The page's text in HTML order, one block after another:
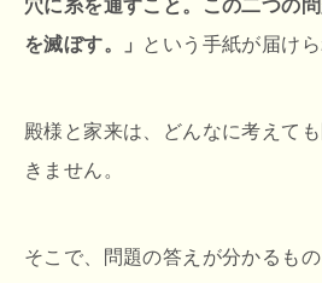
穴に糸を通すこと。この二つの
を滅ぼす。」 という手紙が届けら
殿様と家来は、どんなに考えて
きません。
そこで、問題の答えが分かるも